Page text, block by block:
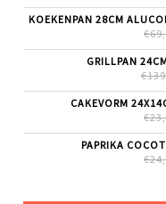
KOEKENPAN 28CM
€
GRILLPAN
€
CAKEVORM
€
PAPRIKA
€